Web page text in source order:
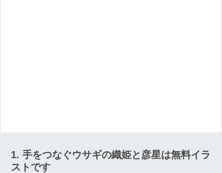
手をつなぐウサギの織姫と彦星は無料イラ
ストです